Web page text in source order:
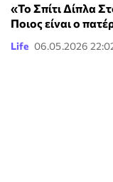
«Το Σπίτι Δίπλα
Ποιος είναι ο
Life 06.05.2026